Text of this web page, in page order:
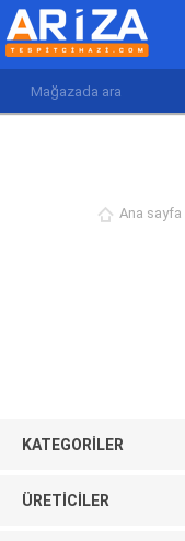
Ana sayfa
KATEGORILER
ÜRETICILER